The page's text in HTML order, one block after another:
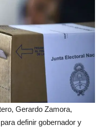
Gerardo Zamora,
definir gobernador y